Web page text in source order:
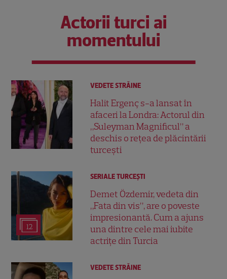
Actorii turci ai
momentului
VEDETE STRĂINE
Halit Ergenç s-a lansat în
afaceri la Londra: Actorul din
„Suleyman Magnificul” a
deschis o rețea de plăcintării
turcești
12
SERIALE TURCEŞTI
Demet Özdemir, vedeta din
„Fata din vis”, are o poveste
impresionantă. Cum a ajuns
una dintre cele mai iubite
actrițe din Turcia
VEDETE STRĂINE